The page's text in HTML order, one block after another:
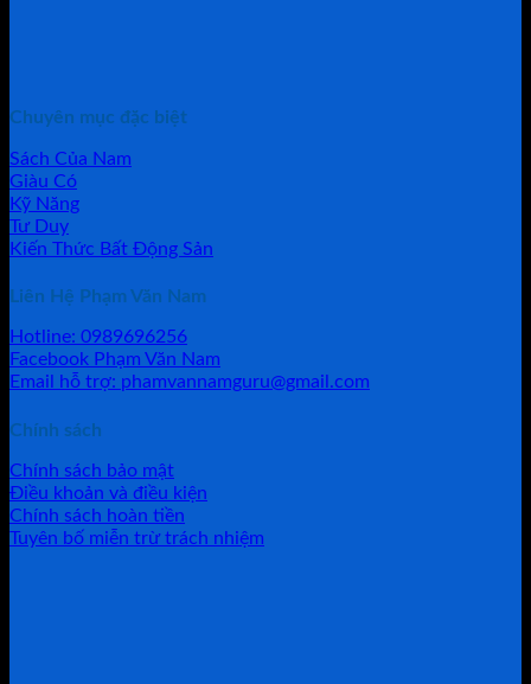
Chuyên mục đặc biệt
Sách Của Nam
Giàu Có
Kỹ Năng
Tư Duy
Kiến Thức Bất Động Sản
Liên Hệ Phạm Văn Nam
Hotline: 0989696256
Facebook Phạm Văn Nam
Email hỗ trợ: phamvannamguru@gmail.com
Chính sách
Chính sách bảo mật
Điều khoản và điều kiện
Chính sách hoàn tiền
Tuyên bố miễn trừ trách nhiệm